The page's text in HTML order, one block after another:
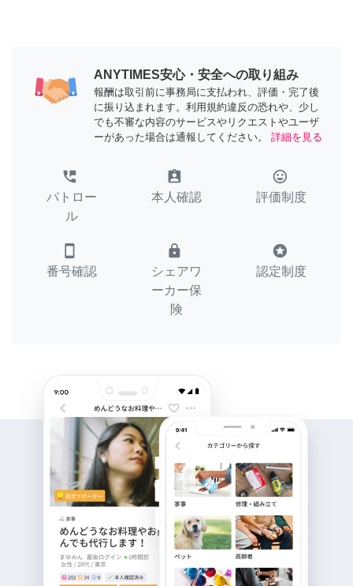
ANYTIMES安心・安全への取り組み
報酬は取引前に事務局に支払われ、評価・完了後
に振り込まれます。利用規約違反の恐れや、少し
でも不審な内容のサービスやリクエストやユーザ
ーがあった場合は通報してください。
詳細を見る
perm_phone_msg
パトロー
ル
assignment_ind
本人確認
tag_faces
評価制度
smartphone
番号確認
lock
シェアワ
ーカー保
険
stars
認定制度